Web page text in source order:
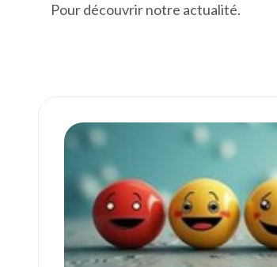
Pour découvrir notre actualité.